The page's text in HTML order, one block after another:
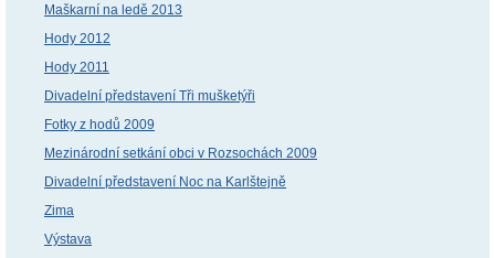
Maškarní na ledě 2013
Hody 2012
Hody 2011
Divadelní představení Tři mušketýři
Fotky z hodů 2009
Mezinárodní setkání obci v Rozsochách 2009
Divadelní představení Noc na Karlštejně
Zima
Výstava